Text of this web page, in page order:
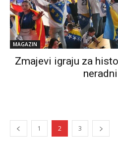
MAGAZIN
Zmajevi igraju za
1 2 3